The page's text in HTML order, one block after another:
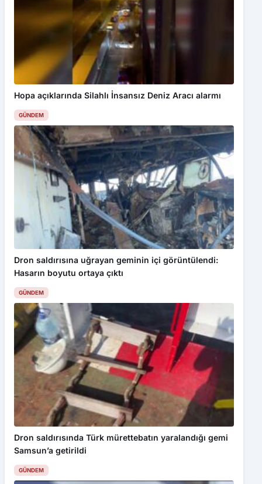
Hopa açıklarında Silahlı İnsansız Deniz Aracı alarmı
GÜNDEM
Dron saldırısına uğrayan geminin içi görüntülendi:
Hasarın boyutu ortaya çıktı
GÜNDEM
Dron saldırısında Türk mürettebatın yaralandığı gemi
Samsun’a getirildi
GÜNDEM